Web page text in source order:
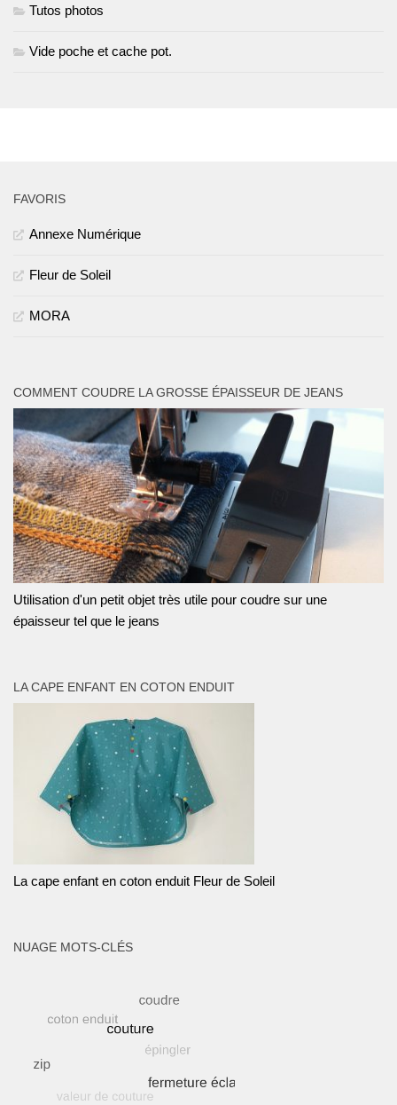
Tutos photos
Vide poche et cache pot.
FAVORIS
Annexe Numérique
Fleur de Soleil
MORA
COMMENT COUDRE LA GROSSE ÉPAISSEUR DE JEANS
Utilisation d'un petit objet très utile pour coudre sur une
épaisseur tel que le jeans
LA CAPE ENFANT EN COTON ENDUIT
La cape enfant en coton enduit Fleur de Soleil
NUAGE MOTS-CLÉS